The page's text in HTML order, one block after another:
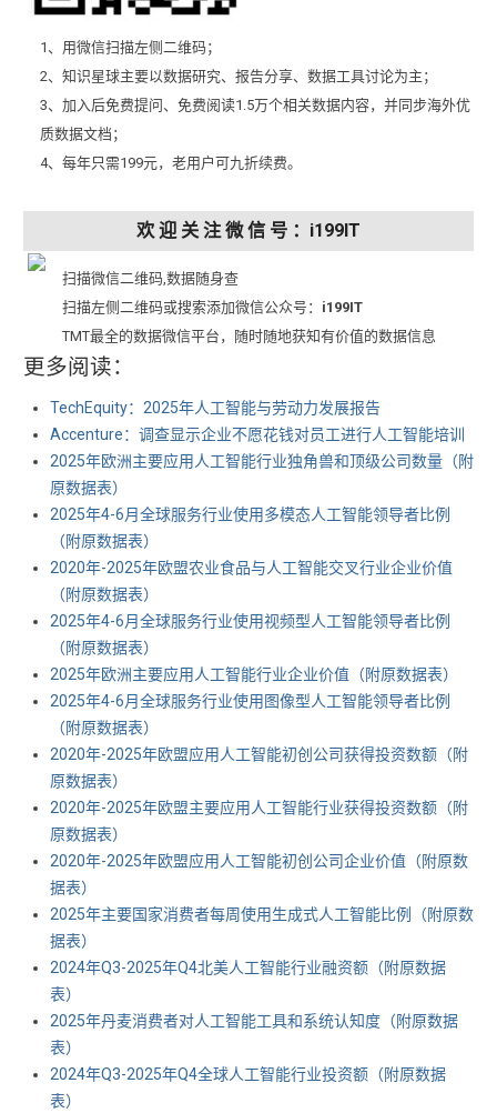
1、用微信扫描左侧二维码；
2、知识星球主要以数据研究、报告分享、数据工具讨论为主；
3、加入后免费提问、免费阅读1.5万个相关数据内容，并同步海外优
质数据文档；
4、每年只需199元，老用户可九折续费。
欢 迎 关 注 微 信 号 ：i199IT
扫描微信二维码,数据随身查
扫描左侧二维码或搜索添加微信公众号： i199IT
TMT最全的数据微信平台，随时随地获知有价值的数据信息
更多阅读：
TechEquity：2025年人工智能与劳动力发展报告
Accenture：调查显示企业不愿花钱对员工进行人工智能培训
2025年欧洲主要应用人工智能行业独角兽和顶级公司数量（附
原数据表） ​​​
2025年4-6月全球服务行业使用多模态人工智能领导者比例
（附原数据表） ​​​
2020年-2025年欧盟农业食品与人工智能交叉行业企业价值
（附原数据表） ​​​
2025年4-6月全球服务行业使用视频型人工智能领导者比例
（附原数据表） ​​​
2025年欧洲主要应用人工智能行业企业价值（附原数据表） ​​​
2025年4-6月全球服务行业使用图像型人工智能领导者比例
（附原数据表） ​​​
2020年-2025年欧盟应用人工智能初创公司获得投资数额（附
原数据表） ​​​
2020年-2025年欧盟主要应用人工智能行业获得投资数额（附
原数据表） ​​​
2020年-2025年欧盟应用人工智能初创公司企业价值（附原数
据表） ​​​
2025年主要国家消费者每周使用生成式人工智能比例（附原数
据表） ​​​
2024年Q3-2025年Q4北美人工智能行业融资额（附原数据
表） ​​​
2025年丹麦消费者对人工智能工具和系统认知度（附原数据
表） ​​​
2024年Q3-2025年Q4全球人工智能行业投资额（附原数据
表） ​​​